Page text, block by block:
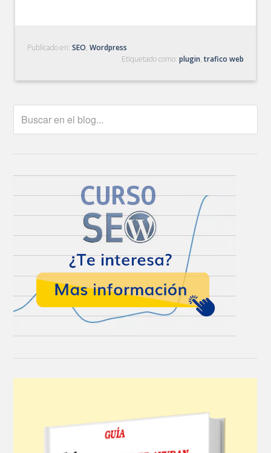
Publicado en:SEO,Wordpress
Etiquetado como: plugin, trafico web